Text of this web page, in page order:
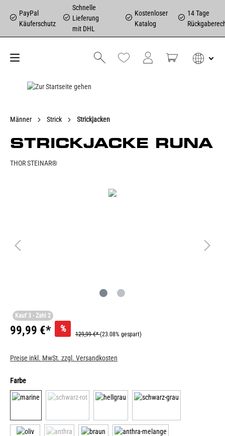
PayPal
Käuferschutz
Schnelle
Lieferung
mit DHL
Kostenloser
Katalog
14 Tage
Männer Strick Strickjacken
STRICKJACKE RUNA
THOR STEINAR®
Kauf 3 - Zahl 2
99,99 €* %
129,99 €*(23.08% gespart)
Preise inkl. MwSt. zzgl. Versandkosten
Farbe